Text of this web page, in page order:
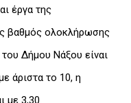
έργα της
βαθμός ολοκλήρωσης
Δήμου Νάξου είναι
άριστα το 10, η
με 3,30.